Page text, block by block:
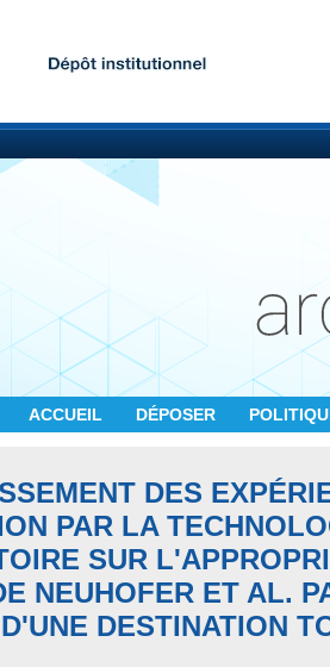
ACCUEIL DÉPOSER
DES
PAR LA
SUR
NEUHOFER ET AL.
DESTINATION